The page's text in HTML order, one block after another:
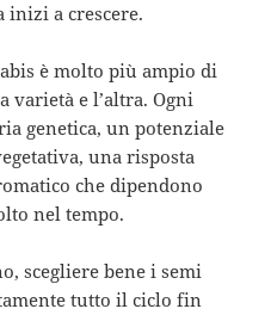
inizi a crescere.
è molto più ampio di
varietà e l’altra. Ogni
genetica, un potenziale
una risposta
che dipendono
nel tempo.
scegliere bene i semi
tutto il ciclo fin